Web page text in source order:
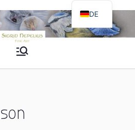
Sigrid Nepelius
Fine Art
DE
EN